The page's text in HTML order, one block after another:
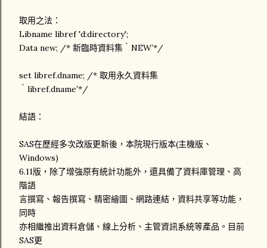
取用之法：
Libname libref 'd:directory';
Data new; /* 新臨時資料集‵NEW′*/
set libref.dname; /* 取用永久資料集
‵libref.dname′*/
結語：
SAS在歷經多次改版更新後，本院現行版本(主機版、
Windows)
6.11版，除了增強原有統計功能外，還具備了資料庫管理、高
階語
言撰寫、報告撰寫、精密繪圖、網路連結，資料共享等功能，
同時
亦相繼推出資料倉儲、線上分析、主管資訊系統等產品。目前
SAS更